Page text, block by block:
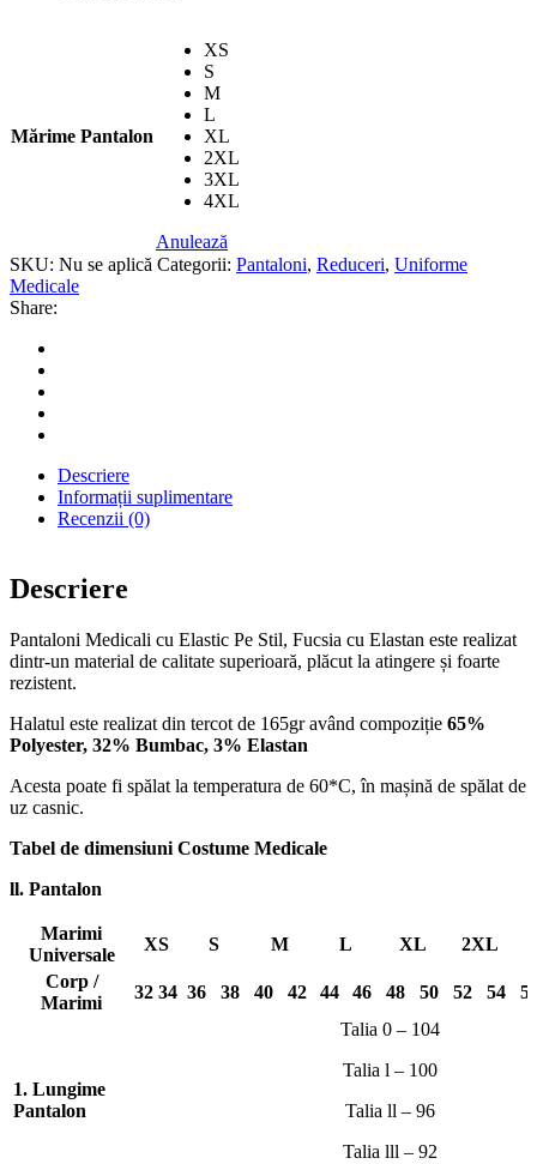
Mărime Pantalon
XS
S
M
L
XL
2XL
3XL
4XL
Anulează
SKU: Nu se aplică Categorii: Pantaloni, Reduceri, Uniforme
Medicale
Share:
Descriere
Informații suplimentare
Recenzii (0)
Descriere
Pantaloni Medicali cu Elastic Pe Stil, Fucsia cu Elastan este realizat
dintr-un material de calitate superioară, plăcut la atingere și foarte
rezistent.
Halatul este realizat din tercot de 165gr având compoziție 65%
Polyester, 32% Bumbac, 3% Elastan
Acesta poate fi spălat la temperatura de 60*C, în mașină de spălat de
uz casnic.
Tabel de dimensiuni Costume Medicale
ll. Pantalon
Marimi
Universale
XS S M L XL 2XL
Corp /
Marimi
32 34 36 38 40 42 44 46 48 50 52 54
1. Lungime
Pantalon
Talia 0 – 104
Talia l – 100
Talia ll – 96
Talia lll – 92